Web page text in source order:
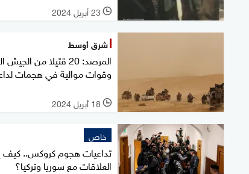
l 23 أبريل 2024
شرق أوسط
المرصد: 20 قتيلا من
وقوات موالية في هجمات
l 18 أبريل 2024
خاص
تداعيات هجوم كروكس.. كيف
العلاقات مع سوريا وتركيا؟